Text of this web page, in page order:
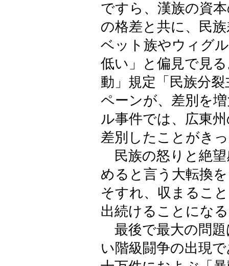
ですら、漢族の資
の格差と共に、民
ベット族やウィグ
低い」と偏見で見
動」規定「民族分
ペーンが、差別を
ル事件では、広東
差別したことがき
民族の怒りと絶望
めると言う大転換
そすれ、収まるこ
出続けることにな
最後で最大の問題
い階級闘争の出現